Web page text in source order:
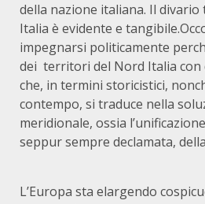
della nazione italiana. Il
Italia è evidente e
impegnarsi politicamente
dei territori del Nord Italia con
che, in termini storicistici,
contempo, si traduce nella
meridionale, ossia
seppur sempre declamata,
L’Europa sta elargendo